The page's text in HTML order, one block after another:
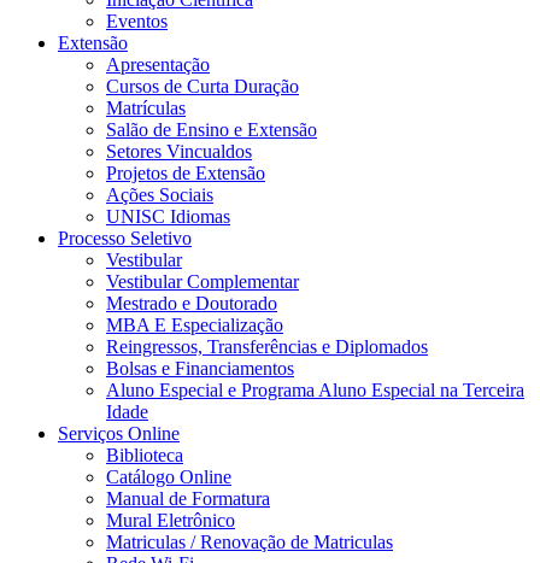
Eventos
Extensão
Apresentação
Cursos de Curta Duração
Matrículas
Salão de Ensino e Extensão
Setores Vincualdos
Projetos de Extensão
Ações Sociais
UNISC Idiomas
Processo Seletivo
Vestibular
Vestibular Complementar
Mestrado e Doutorado
MBA E Especialização
Reingressos, Transferências e Diplomados
Bolsas e Financiamentos
Aluno Especial e Programa Aluno Especial na Terceira
Idade
Serviços Online
Biblioteca
Catálogo Online
Manual de Formatura
Mural Eletrônico
Matriculas / Renovação de Matriculas